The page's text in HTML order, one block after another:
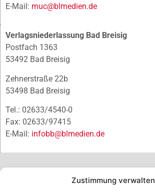
Zustimmung verwalten
E-Mail: muc@blmedien.de
Verlagsniederlassung Bad Breisig
Postfach 1363
53492 Bad Breisig
Zehnerstraße 22b
53498 Bad Breisig
Tel.: 02633/4540-0
Fax: 02633/97415
E-Mail: infobb@blmedien.de